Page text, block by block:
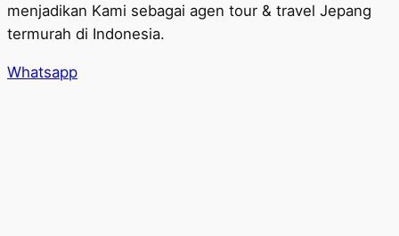
menjadikan Kami sebagai agen tour & travel Jepang
termurah di Indonesia.
Whatsapp